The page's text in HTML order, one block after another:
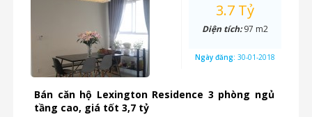
Bán căn hộ Lexington Residence 3 phòng ngủ
tầng cao, giá tốt 3,7 tỷ
3.7 Tỷ
Diện tích:97 m2
Ngày đăng: 30-01-2018